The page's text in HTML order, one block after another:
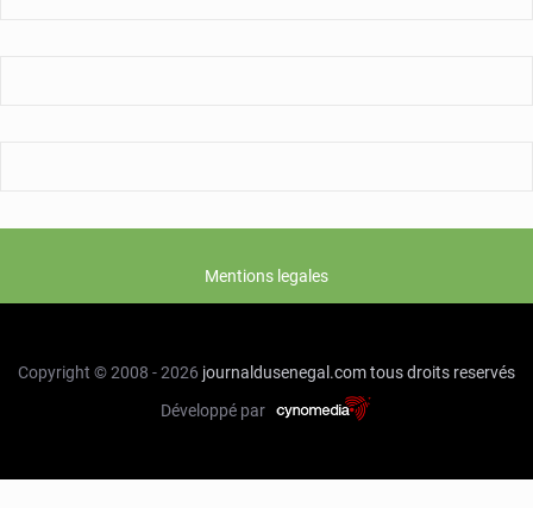
Mentions legales
Copyright © 2008 - 2026 journaldusenegal.comtous droits reservés
Développé par